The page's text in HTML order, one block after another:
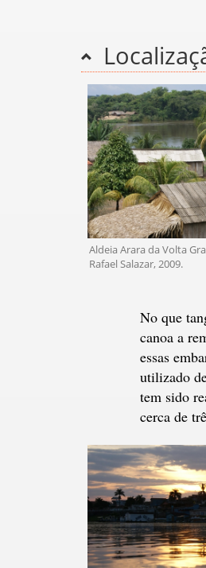
Aldeia Arara da Volta
Rafael Salazar, 2009.
No que
canoa a
essas
utilizado
tem sido
cerca de